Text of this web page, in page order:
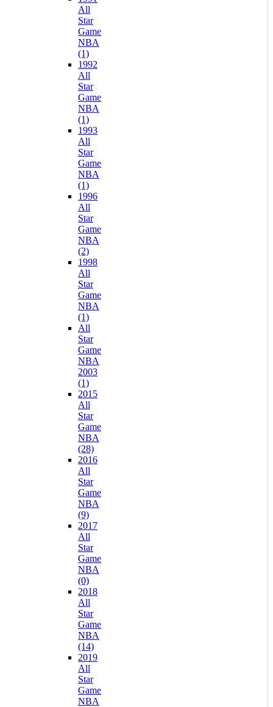
All
Star
Game
NBA
(1)
1992
All
Star
Game
NBA
(1)
1993
All
Star
Game
NBA
(1)
1996
All
Star
Game
NBA
(2)
1998
All
Star
Game
NBA
(1)
All
Star
Game
NBA
2003
(1)
2015
All
Star
Game
NBA
(28)
2016
All
Star
Game
NBA
(9)
2017
All
Star
Game
NBA
(0)
2018
All
Star
Game
NBA
(14)
2019
All
Star
Game
NBA